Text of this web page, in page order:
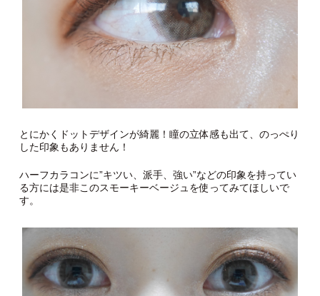
とにかくドットデザインが綺麗！瞳の立体感も出て、のっぺり
した印象もありません！
ハーフカラコンに”キツい、派手、強い”などの印象を持ってい
る方には是非このスモーキーベージュを使ってみてほしいで
す。